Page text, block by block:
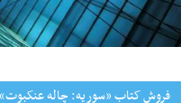
فروش کتاب «سوریه: چاله عنکبوت»